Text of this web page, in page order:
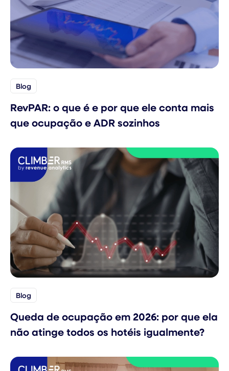
Blog
RevPAR: o que é e por que ele conta mais
que ocupação e ADR sozinhos
Blog
Queda de ocupação em 2026: por que ela
não atinge todos os hotéis igualmente?